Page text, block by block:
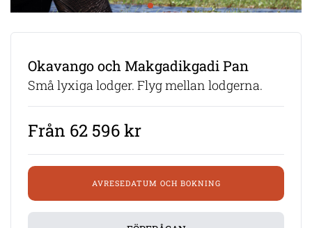
Okavango och Makgadikgadi Pan
Små lyxiga lodger. Flyg mellan lodgerna.
Från 62 596 kr
AVRESEDATUM OCH BOKNING